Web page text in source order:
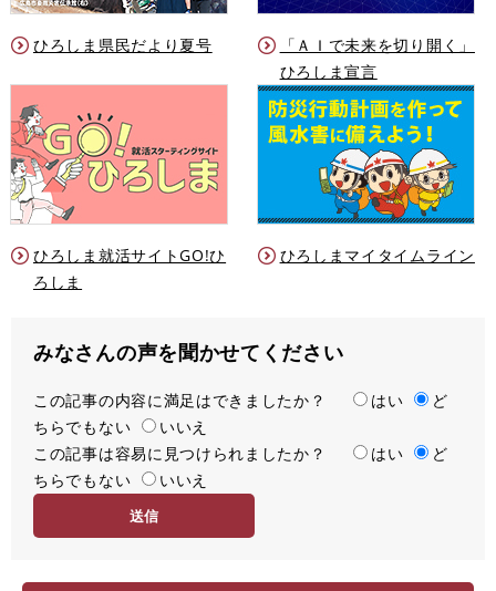
ひろしま県民だより夏号
「ＡＩで未来を切り開く」
ひろしま宣言
ひろしま就活サイトGO!ひ
ろしま
ひろしまマイタイムライン
みなさんの声を聞かせてください
満
足
度
この記事の内容に満足はできましたか？ はい
ど
ちらでもない
いいえ
容
易
この記事は容易に見つけられましたか？ はい
ど
ちらでもない
いいえ